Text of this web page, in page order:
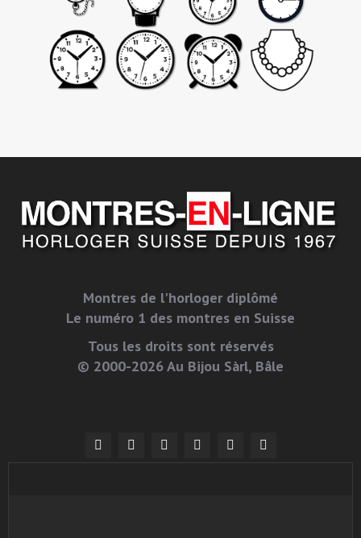
Montres de l'horloger diplômé
Le numéro 1 des montres en Suisse
Tous les droits sont réservés
© 2000-2026 Au Bijou Sàrl, Bâle